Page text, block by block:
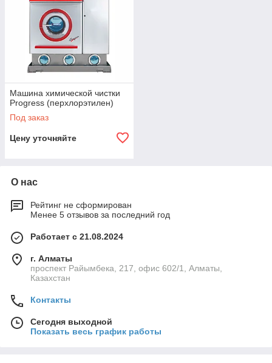
Машина химической чистки
Progress (перхлорэтилен)
Под заказ
Цену уточняйте
О нас
Рейтинг не сформирован
Менее 5 отзывов за последний год
Работает с 21.08.2024
г. Алматы
проспект Райымбека, 217, офис 602/1, Алматы,
Казахстан
Контакты
Сегодня выходной
Показать весь график работы